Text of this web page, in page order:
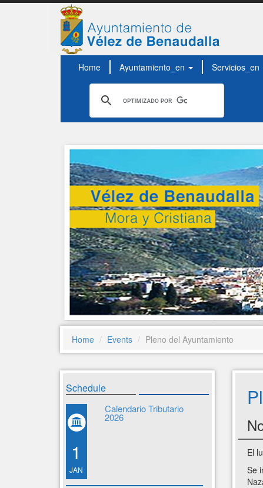
Home Ayuntamiento_en Servicios_en
Home Events Pleno del Ayuntamiento
Schedule
1
JAN
Calendario Tributario
2026
El
Se